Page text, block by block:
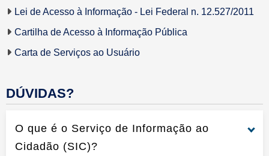
Lei de Acesso à Informação - Lei Federal n. 12.527/2011
Cartilha de Acesso à Informação Pública
Carta de Serviços ao Usuário
DÚVIDAS?
O que é o Serviço de Informação ao
Cidadão (SIC)?